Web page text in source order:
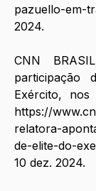
pazuello-em-
2024.
CNN
participação
https://
relatora-
de-elite-do-
10 dez. 2024.